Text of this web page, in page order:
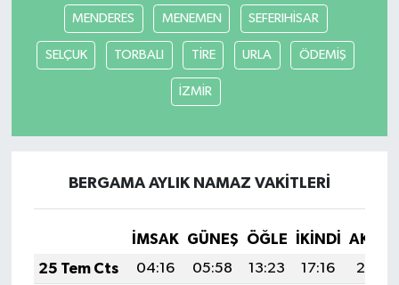
MENDERES MENEMEN SEFERIHİSAR
SELÇUK TORBALI TİRE URLA ÖDEMİŞ
İZMİR
BERGAMA AYLIK NAMAZ VAKITLERI
İMSAK GÜNEŞ ÖĞLE İKINDI
25 Tem Cts
04:16 05:58 13:23 17:16
20:37